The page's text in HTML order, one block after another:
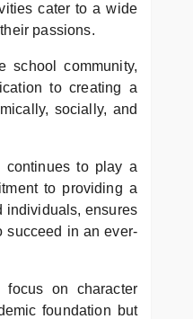
cater to a wide
passions.
school community,
to creating a
socially, and
to play a
to providing a
individuals, ensures
succeed in an ever-
focus on character
foundation but